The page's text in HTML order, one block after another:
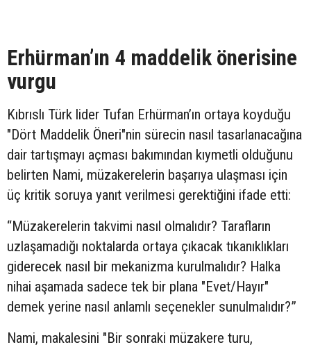
Erhürman’ın 4 maddelik önerisine
vurgu
Kıbrıslı Türk lider Tufan Erhürman’ın ortaya koyduğu
"Dört Maddelik Öneri"nin sürecin nasıl tasarlanacağına
dair tartışmayı açması bakımından kıymetli olduğunu
belirten Nami, müzakerelerin başarıya ulaşması için
üç kritik soruya yanıt verilmesi gerektiğini ifade etti:
“Müzakerelerin takvimi nasıl olmalıdır? Tarafların
uzlaşamadığı noktalarda ortaya çıkacak tıkanıklıkları
giderecek nasıl bir mekanizma kurulmalıdır? Halka
nihai aşamada sadece tek bir plana "Evet/Hayır"
demek yerine nasıl anlamlı seçenekler sunulmalıdır?”
Nami, makalesini "Bir sonraki müzakere turu,